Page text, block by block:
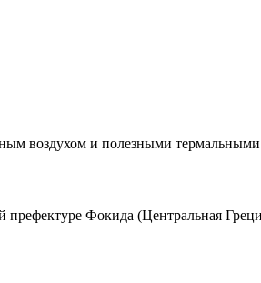
воздухом и полезными
Фокида (Центральная